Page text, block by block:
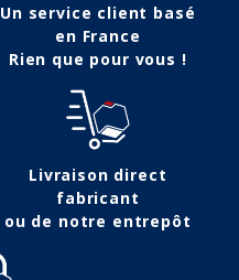
Un service client basé
en France
Rien que pour vous !
Livraison direct
fabricant
ou de notre entrepôt